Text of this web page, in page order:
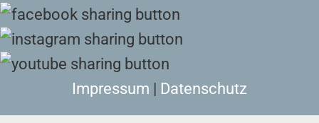
Impressum Datenschutz